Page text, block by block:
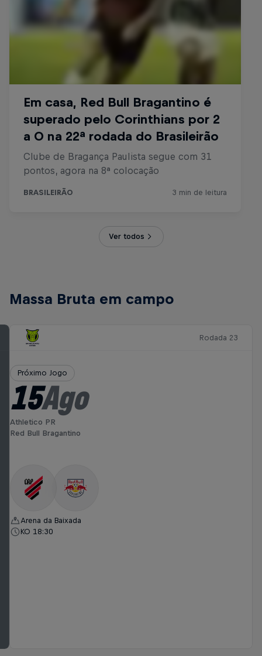
Ver todos
Massa Bruta em campo
Rodada 23
Próximo Jogo
15Ago
Athletico PR
Red Bull Bragantino
Arena da Baixada
KO 18:30